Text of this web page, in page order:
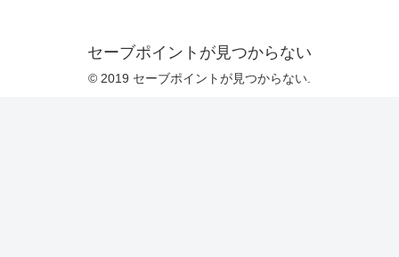
セーブポイントが見つからない
© 2019 セーブポイントが見つからない.